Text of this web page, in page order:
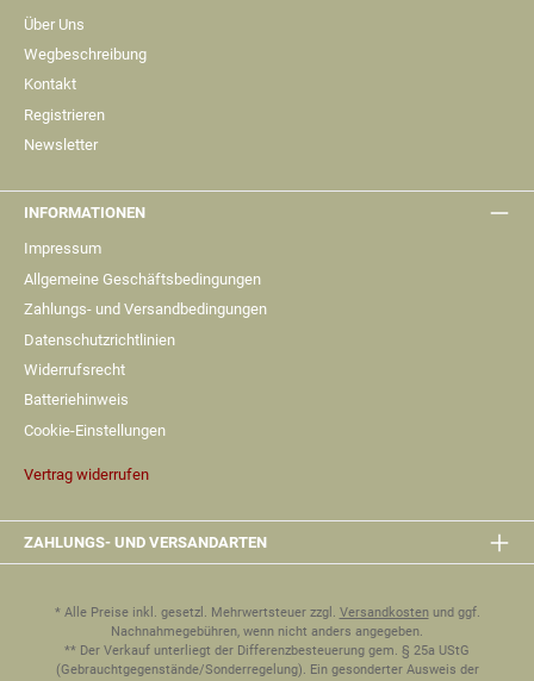
Über Uns
Wegbeschreibung
Kontakt
Registrieren
Newsletter
INFORMATIONEN
Impressum
Allgemeine Geschäftsbedingungen
Zahlungs- und Versandbedingungen
Datenschutzrichtlinien
Widerrufsrecht
Batteriehinweis
Cookie-Einstellungen
Vertrag widerrufen
ZAHLUNGS- UND VERSANDARTEN
* Alle Preise inkl. gesetzl. Mehrwertsteuer zzgl. Versandkostenund ggf.
Nachnahmegebühren, wenn nicht anders angegeben.
** Der Verkauf unterliegt der Differenzbesteuerung gem. § 25a UStG
(Gebrauchtgegenstände/Sonderregelung). Ein gesonderter Ausweis der